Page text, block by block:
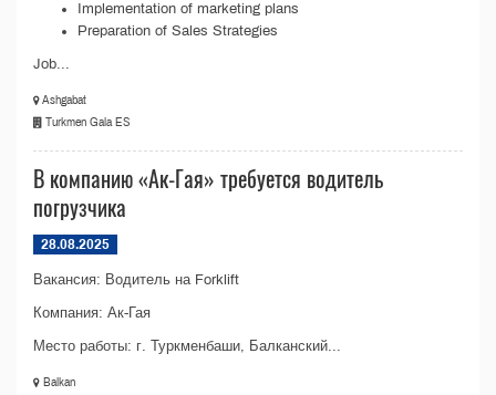
Implementation of marketing plans
Preparation of Sales Strategies
Job...
Ashgabat
Turkmen Gala ES
В компанию «Ак-Гая» требуется водитель
погрузчика
28.08.2025
Вакансия: Водитель на Forklift
Компания: Ак-Гая
Место работы: г. Туркменбаши, Балканский...
Balkan